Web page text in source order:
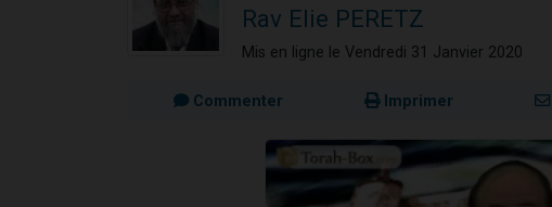
Rav Elie PERETZ
Mis en ligne le Vendredi 31 Janvier 2020
Commenter Imprimer